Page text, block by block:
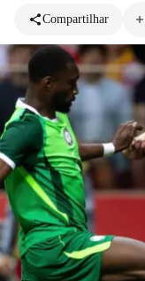
Compartilhar